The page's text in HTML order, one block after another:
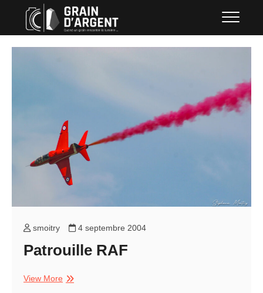
content
QUAND UN GRAIN RENCONTRE LA
smoitry 4 septembre 2004
Patrouille RAF
View MorePatrouille